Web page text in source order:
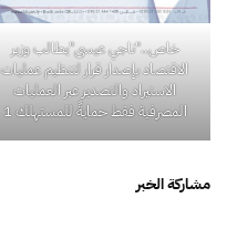
خاص.."ناجي عيسى"يطالب وزير
الاقتصاد بإصدار قرار لتنظيم عمليات
الاستيراد والتصدير عبر العمليات
المصرفية فقط حمايةً للمستهلك 1
مشاركة الخبر